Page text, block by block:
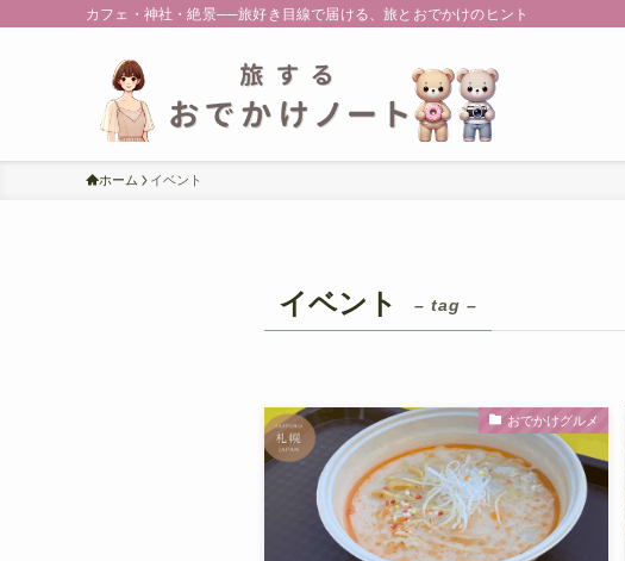
カフェ・神社・絶景──旅好き目線で届ける、旅とおでかけのヒント
ホーム イベント
イベント – tag –
おでかけグルメ